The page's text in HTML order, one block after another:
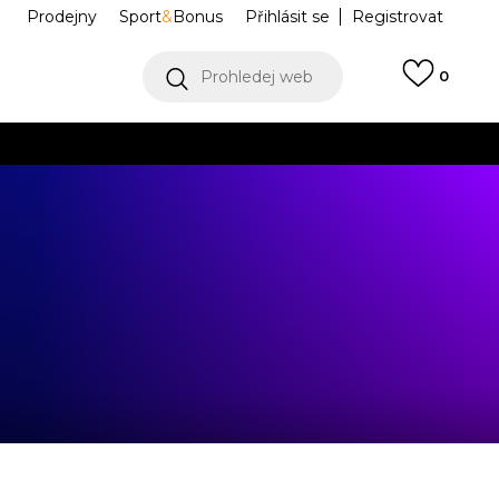
Přihlásit se Registrovat
Prodejny Sport&Bonus
Prohledej web 0